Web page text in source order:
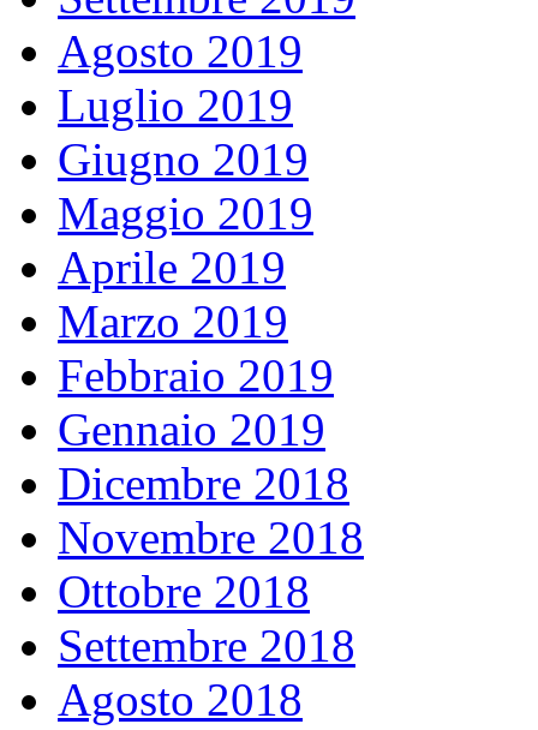
Agosto 2019
Luglio 2019
Giugno 2019
Maggio 2019
Aprile 2019
Marzo 2019
Febbraio 2019
Gennaio 2019
Dicembre 2018
Novembre 2018
Ottobre 2018
Settembre 2018
Agosto 2018